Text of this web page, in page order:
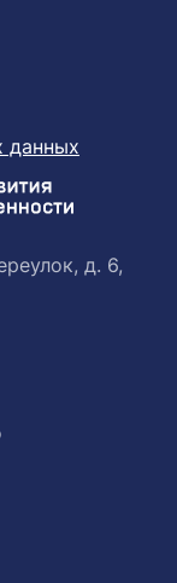
данных
д. 6,